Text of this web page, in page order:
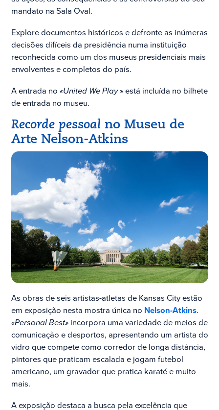
mandato na Sala Oval.
Explore documentos históricos e defronte as inúmeras
decisões difíceis da presidência numa instituição
reconhecida como um dos museus presidenciais mais
envolventes e completos do país.
A entrada no «United We Play» está incluída no bilhete
de entrada no museu.
Recorde pessoal no Museu de
Arte Nelson-Atkins
As obras de seis artistas-atletas de Kansas City estão
em exposição nesta mostra única no Nelson-Atkins.
«Personal Best»incorpora uma variedade de meios de
comunicação e desportos, apresentando um artista do
vidro que compete como corredor de longa distância,
pintores que praticam escalada e jogam futebol
americano, um gravador que pratica karaté e muito
mais.
A exposição destaca a busca pela excelência que